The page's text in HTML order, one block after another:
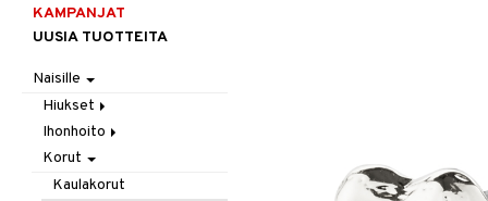
KAMPANJAT
UUSIA TUOTTEITA
Naisille
Hiukset
Gift Set
Harjat / Kammat
Hiuskuurit
Ihonhoito
Aurinkotuotteet
Erikoistuotteet
Korut
Kaulakorut